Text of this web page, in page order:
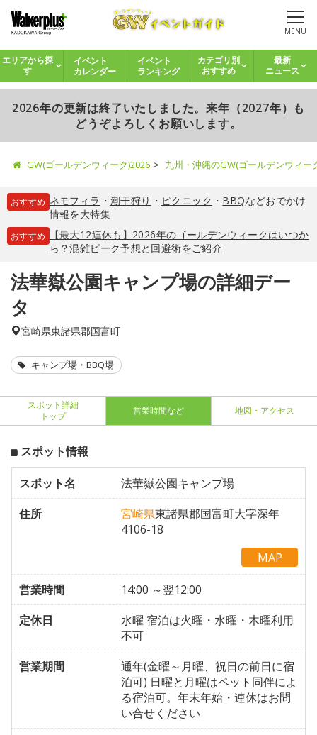
MENU
エリアから探
す
イベント
カレンダー
イベント
ランキング
カテゴリ別
おすすめ
最新
ニュース
2026年の更新は終了いたしました。来年（2027年）も
どうぞよろしくお願いします。
GW(ゴールデンウィーク)2026 九州・沖縄のGW(ゴールデンウィ
おすすめ ネモフィラ ・ 潮干狩り ・ ピクニック ・ BBQなどおでかけ
情報を大特集
おすすめ
【最大12連休も】2026年のゴールデンウィークはいつか
ら？混雑ピーク予想と回避術をご紹介
法華嶽公園キャンプ場の詳細デー
タ
宮崎県東諸県郡国富町
キャンプ場・BBQ場
スポット詳細
トップ
営業時間など 地図・アクセス
スポット情報
スポット名
法華嶽公園キャンプ場
住所
宮崎県東諸県郡国富町大字深年
4106-18
MAP
営業時間
14:00 ～翌12:00
定休日
水曜 宿泊は火曜・水曜・木曜利用
不可
営業期間
通年(金曜～月曜、祝日の前日に宿
泊可) 日曜と月曜はペット同伴によ
る宿泊可。年末年始・連休はお問
い合せください